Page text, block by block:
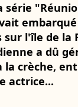
l'île de la
a dû
la crèche,
actrice...